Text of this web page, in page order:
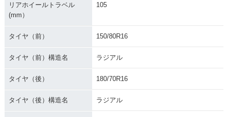
リアホイールトラベル
(mm）
105
タイヤ（前） 150/80R16
タイヤ（前）構造名 ラジアル
タイヤ（後） 180/70R16
タイヤ（後）構造名 ラジアル